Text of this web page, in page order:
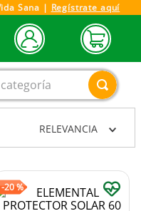
Sana | Regístrate aquí
RELEVANCIA
-20 %